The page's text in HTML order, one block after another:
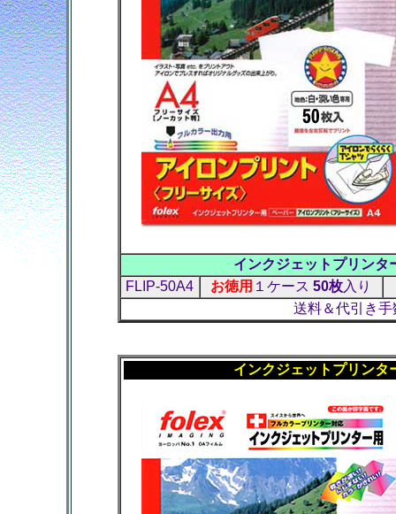
インクジェットプリン
FLIP-50A4
お徳用 １ケース50枚入り
送料＆代引き手
インクジェットプリンタ